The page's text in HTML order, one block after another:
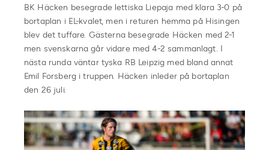
BK Häcken besegrade lettiska Liepaja med klara 3-0 på
bortaplan i EL-kvalet, men i returen hemma på Hisingen
blev det tuffare. Gästerna besegrade Häcken med 2-1
men svenskarna går vidare med 4-2 sammanlagt. I
nästa runda väntar tyska RB Leipzig med bland annat
Emil Forsberg i truppen. Häcken inleder på bortaplan
den 26 juli.